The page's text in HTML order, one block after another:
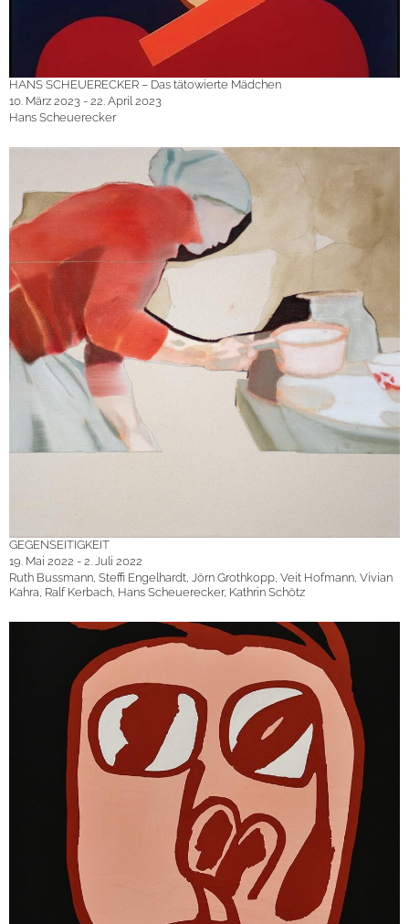
HANS SCHEUERECKER – Das tätowierte Mädchen
10. März 2023 - 22. April 2023
Hans Scheuerecker
GEGENSEITIGKEIT
19. Mai 2022 - 2. Juli 2022
Ruth Bussmann, Steffi Engelhardt, Jörn Grothkopp, Veit Hofmann, Vivian
Kahra, Ralf Kerbach, Hans Scheuerecker, Kathrin Schötz